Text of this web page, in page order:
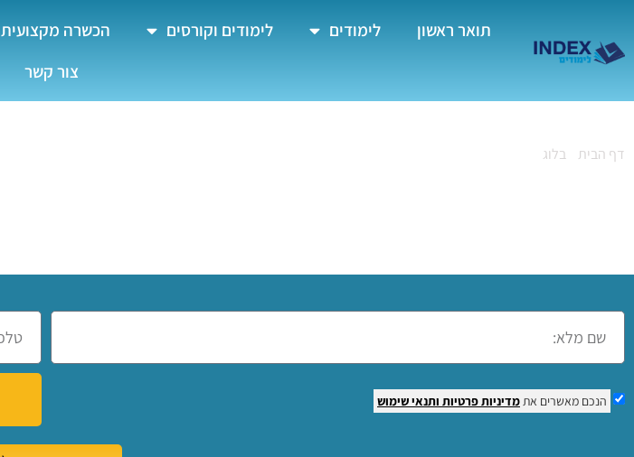
תואר ראשון לימודים לימודים וקורסים הכשרה מקצועית
צור קשר
דף הבית בלוג
הנכם מאשרים את מדיניות פרטיות ותנאי שימוש